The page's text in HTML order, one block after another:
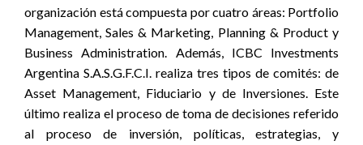
organización está compuesta por cuatro áreas: Portfolio
Management, Sales & Marketing, Planning & Product y
Business Administration. Además, ICBC Investments
Argentina S.A.S.G.F.C.I. realiza tres tipos de comités: de
Asset Management, Fiduciario y de Inversiones. Este
último realiza el proceso de toma de decisiones referido
al proceso de inversión, políticas, estrategias, y